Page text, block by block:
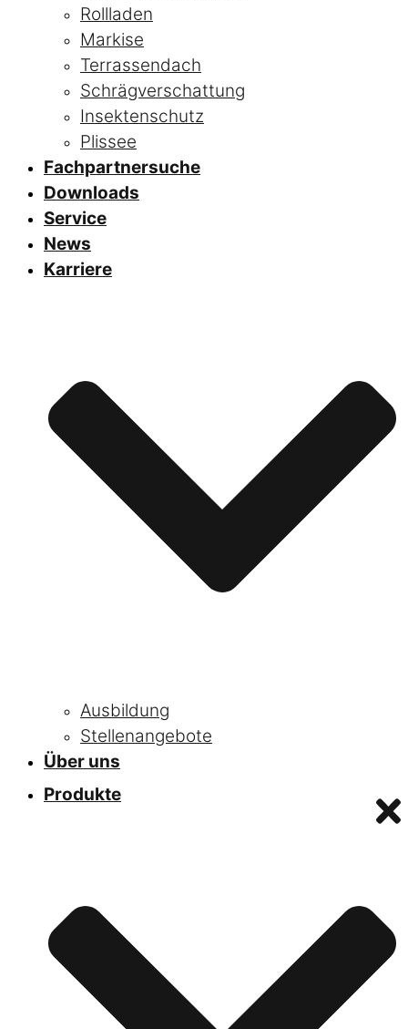
Rollladen
Markise
Terrassendach
Schrägverschattung
Insektenschutz
Plissee
Fachpartnersuche
Downloads
Service
News
Karriere
Ausbildung
Stellenangebote
Über uns
Produkte